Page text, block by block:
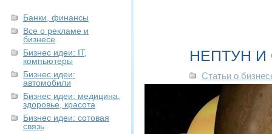
Банки, финансы
Все о рекламе и
бизнесе
Бизнес идеи: IT,
компьютеры
Бизнес идеи:
автомобили
Бизнес идеи: медицина,
здоровье, красота
Бизнес идеи: сотовая
связь
НЕПТУН И
Статьи о